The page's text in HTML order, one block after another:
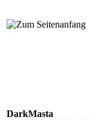
DarkMasta